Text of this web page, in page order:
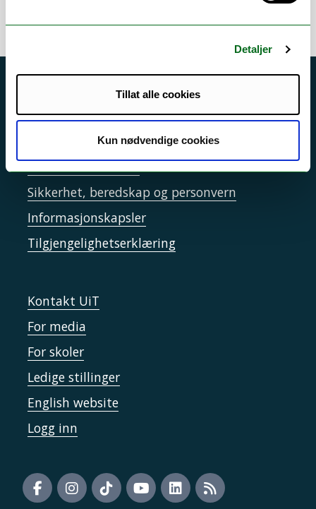
Detaljer
Tillat alle cookies
Kun nødvendige cookies
Si ifra!
Driftsmeldinger
Personvern ved UiT
Sikkerhet, beredskap og personvern
Informasjonskapsler
Tilgjengelighetserklæring
Kontakt UiT
For media
For skoler
Ledige stillinger
English website
Logg inn